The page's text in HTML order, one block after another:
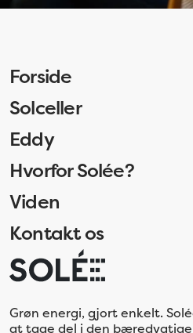
Grøn energi, gjort enkelt.
at tage del i den bæredygtige
Forside
Solceller
Eddy
Hvorfor Solée?
Viden
Kontakt os